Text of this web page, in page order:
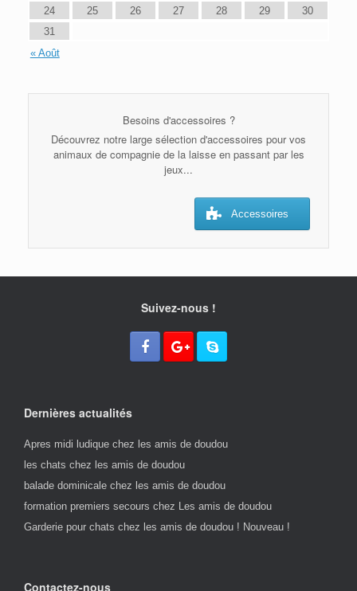
« Août
24
25 26 27 28 29
30
31
Besoins d'accessoires ?
Découvrez notre large sélection d'accessoires pour vos
animaux de compagnie de la laisse en passant par les
jeux...
Accessoires
Suivez-nous !
Dernières actualités
Apres midi ludique chez les amis de doudou
les chats chez les amis de doudou
balade dominicale chez les amis de doudou
formation premiers secours chez Les amis de doudou
Garderie pour chats chez les amis de doudou ! Nouveau !
Contactez-nous